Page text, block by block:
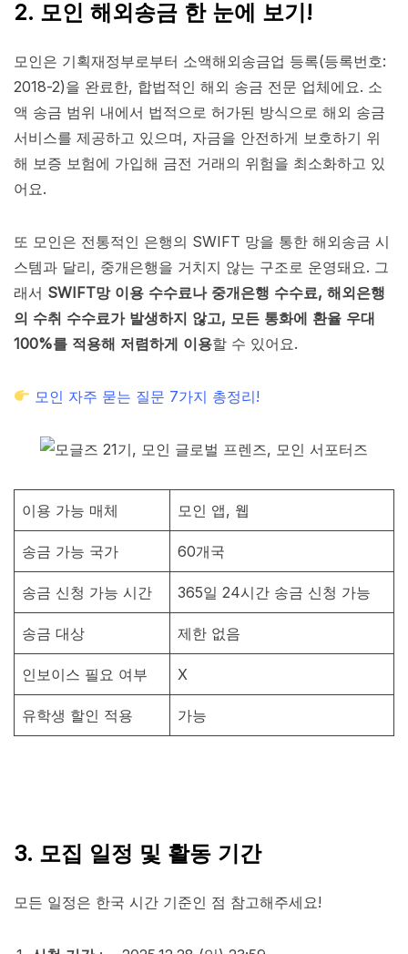
2. 모인 해외송금 한 눈에 보기!
모인은 기획재정부로부터 소액해외송금업 등록(등록번호:
2018-2)을 완료한, 합법적인 해외 송금 전문 업체에요. 소
액 송금 범위 내에서 법적으로 허가된 방식으로 해외 송금
서비스를 제공하고 있으며, 자금을 안전하게 보호하기 위
해 보증 보험에 가입해 금전 거래의 위험을 최소화하고 있
어요.
또 모인은 전통적인 은행의 SWIFT 망을 통한 해외송금 시
스템과 달리, 중개은행을 거치지 않는 구조로 운영돼요. 그
래서 SWIFT망 이용 수수료나 중개은행 수수료, 해외은행
의 수취 수수료가 발생하지 않고, 모든 통화에 환율 우대
100%를 적용해 저렴하게 이용할 수 있어요.
모인 자주 묻는 질문 7가지 총정리!
이용 가능 매체 모인 앱, 웹
송금 가능 국가 60개국
송금 신청 가능 시간 365일 24시간 송금 신청 가능
송금 대상 제한 없음
인보이스 필요 여부 X
유학생 할인 적용 가능
3. 모집 일정 및 활동 기간
모든 일정은 한국 시간 기준인 점 참고해주세요!